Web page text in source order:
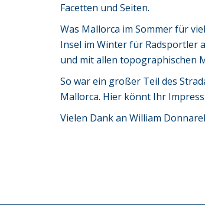
Facetten und Seiten.
Was Mallorca im Sommer für
Insel im Winter für Radsportler
und mit allen topographischen
So war ein großer Teil des
Mallorca. Hier könnt Ihr
Vielen Dank an William